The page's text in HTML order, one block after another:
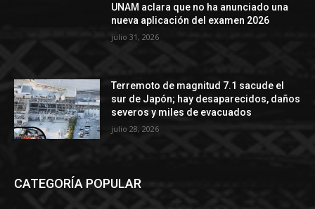
UNAM aclara que no ha anunciado una
nueva aplicación del examen 2026
julio 31, 2026
Terremoto de magnitud 7.1 sacude el
sur de Japón; hay desaparecidos, daños
severos y miles de evacuados
julio 28, 2026
CATEGORÍA POPULAR